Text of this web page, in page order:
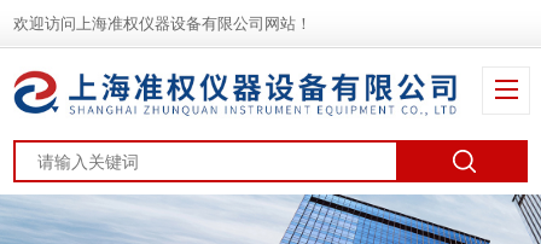
欢迎访问上海准权仪器设备有限公司网站！